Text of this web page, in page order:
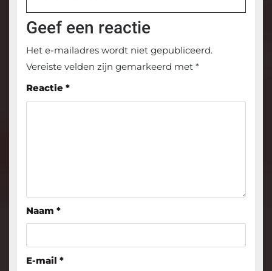
Geef een reactie
Het e-mailadres wordt niet gepubliceerd.
Vereiste velden zijn gemarkeerd met *
Reactie *
Naam *
E-mail *